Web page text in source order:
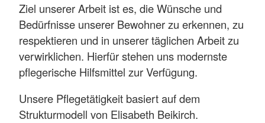
Ziel unserer Arbeit ist es, die Wünsche und
Bedürfnisse unserer Bewohner zu erkennen, zu
respektieren und in unserer täglichen Arbeit zu
verwirklichen. Hierfür stehen uns modernste
pflegerische Hilfsmittel zur Verfügung.
Unsere Pflegetätigkeit basiert auf dem
Strukturmodell von Elisabeth Beikirch.